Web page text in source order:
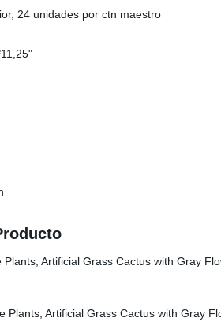
24 unidades por ctn maestro